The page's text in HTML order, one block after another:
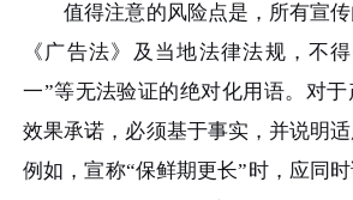
值得注意的风险点是，所有宣传
《广告法》及当地法律法规，不
一”等无法验证的绝对化用语。对
效果承诺，必须基于事实，并说明适
例如，宣称“保鲜期更长”时，应同